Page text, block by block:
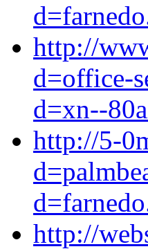
http://
d=office-
d=xn--
http://5-
http://